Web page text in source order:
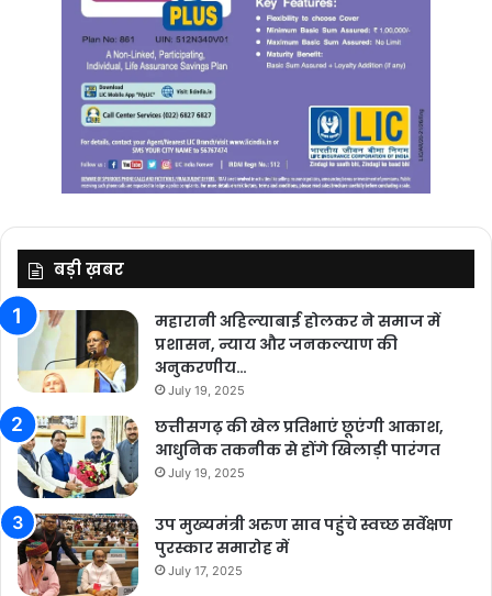
बड़ी ख़बर
महारानी अहिल्याबाई होलकर ने समाज में
प्रशासन, न्याय और जनकल्याण की
अनुकरणीय…
July 19, 2025
छत्तीसगढ़ की खेल प्रतिभाएं छूएंगी आकाश,
आधुनिक तकनीक से होंगे खिलाड़ी पारंगत
July 19, 2025
उप मुख्यमंत्री अरुण साव पहुंचे स्वच्छ सर्वेक्षण
पुरस्कार समारोह में
July 17, 2025